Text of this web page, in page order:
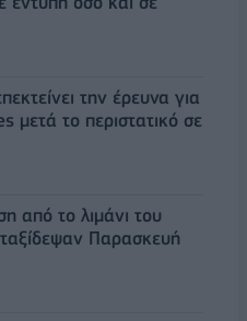
την έρευνα για
μετά το περιστατικό σε
από το λιμάνι του
Παρασκευή